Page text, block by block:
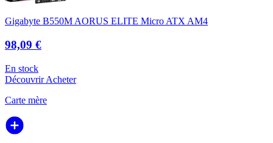
Gigabyte B550M AORUS ELITE Micro ATX AM4
98,09 €
En stock
DécouvrirAcheter
Carte mère